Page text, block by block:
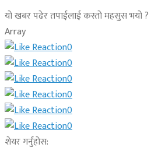
यो खबर पढेर तपाईलाई कस्तो महसुस भयो ?
Array
0
0
0
0
0
0
शेयर गर्नुहोस: